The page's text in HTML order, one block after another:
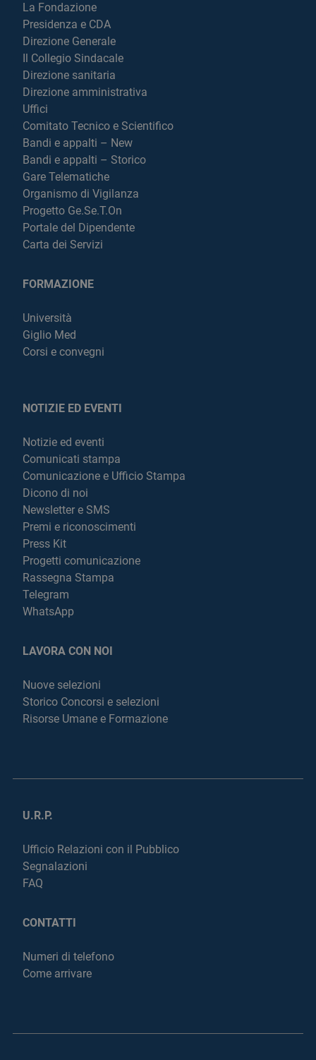
La Fondazione
Presidenza e CDA
Direzione Generale
Il Collegio Sindacale
Direzione sanitaria
Direzione amministrativa
Uffici
Comitato Tecnico e Scientifico
Bandi e appalti – New
Bandi e appalti – Storico
Gare Telematiche
Organismo di Vigilanza
Progetto Ge.Se.T.On
Portale del Dipendente
Carta dei Servizi
FORMAZIONE
Università
Giglio Med
Corsi e convegni
NOTIZIE ED EVENTI
Notizie ed eventi
Comunicati stampa
Comunicazione e Ufficio Stampa
Dicono di noi
Newsletter e SMS
Premi e riconoscimenti
Press Kit
Progetti comunicazione
Rassegna Stampa
Telegram
WhatsApp
LAVORA CON NOI
Nuove selezioni
Storico Concorsi e selezioni
Risorse Umane e Formazione
U.R.P.
Ufficio Relazioni con il Pubblico
Segnalazioni
FAQ
CONTATTI
Numeri di telefono
Come arrivare